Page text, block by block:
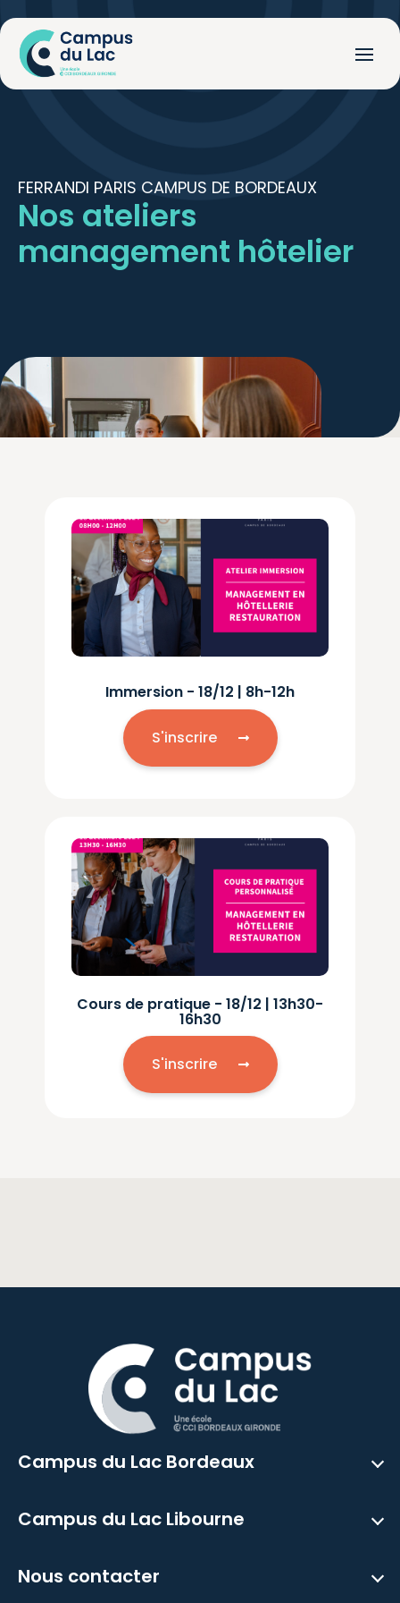
FERRANDI PARIS CAMPUS DE BORDEAUX
Nos ateliers
management hôtelier
Immersion - 18/12 | 8h-12h
S'inscrire
Cours de pratique - 18/12 | 13h30-
16h30
S'inscrire
Campus du Lac Bordeaux
Campus du Lac Libourne
Nous contacter